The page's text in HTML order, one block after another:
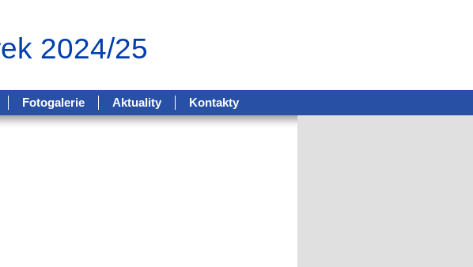
2024/25
Fotogalerie Aktuality Kontakty